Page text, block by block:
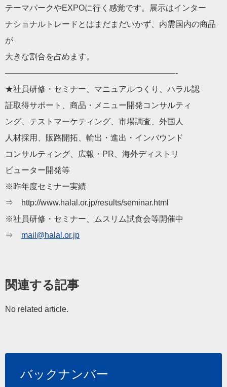
テーマパークやEXPOに行く感覚です。展示はインター
ナショナルトレードとはまだまだいかず、内需国内の商品
が
大きな割合を占めます。
—————————————————————-
★社員研修・セミナー、マニュアルつくり、ハラル認
証取得サポート、商品・メニュー開発コンサルティ
ング、テストマーケティング、市場調査、外国人
人材採用、販路開拓、輸出・進出・インバウンド
コンサルティング、広報・PR、海外ディストリ
ビューター開発等
※昨年度セミナー実績
⇒ http://www.halal.or.jp/results/seminar.html
※社員研修・セミナー、ムスリム試食会等開催中
⇒ mail@halal.or.jp
関連する記事
No related article.
バックナンバー